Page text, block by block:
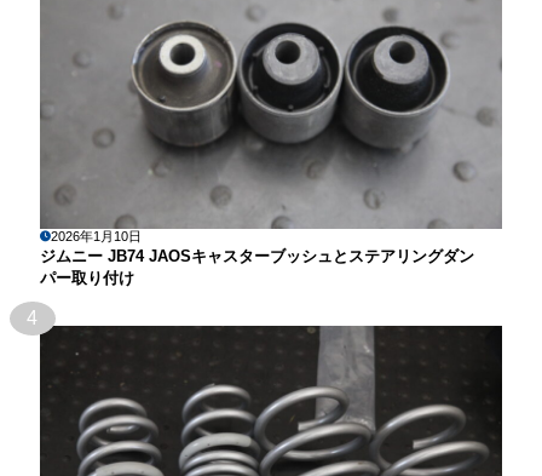
2026年1月10日
ジムニー JB74 JAOSキャスターブッシュとステアリングダン
パー取り付け
4